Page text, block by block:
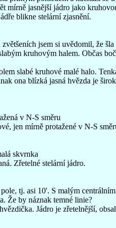
jasnější jádro jako
blikne stelární zjasnění.
jsem si uvědomil, že
kruhovým halem. Občas
slabé kruhové malé halo.
ona blízká jasná hvězda je
v N-S směru
jen mírně protažené v N-S
skvrnka
Zřetelné stelární jádro.
tj. asi 10'. S malým
Že by náznak temné linie?
Jádro je zřetelnější,